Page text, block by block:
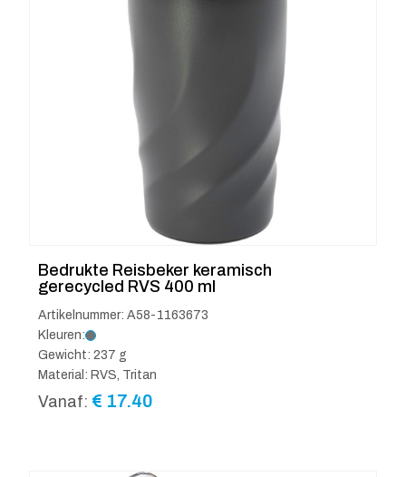
Bedrukte Reisbeker keramisch
gerecycled RVS 400 ml
Artikelnummer: A58-1163673
Kleuren:
Gewicht: 237 g
Material: RVS, Tritan
Vanaf: € 17.40